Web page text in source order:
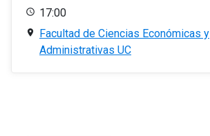
17:00
Facultad de Ciencias Económicas y
Administrativas UC